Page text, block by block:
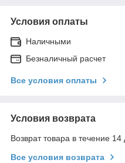
Условия оплаты
Наличными
Безналичный расчет
Все условия оплаты
Условия возврата
Возврат товара в течение
Все условия возврата